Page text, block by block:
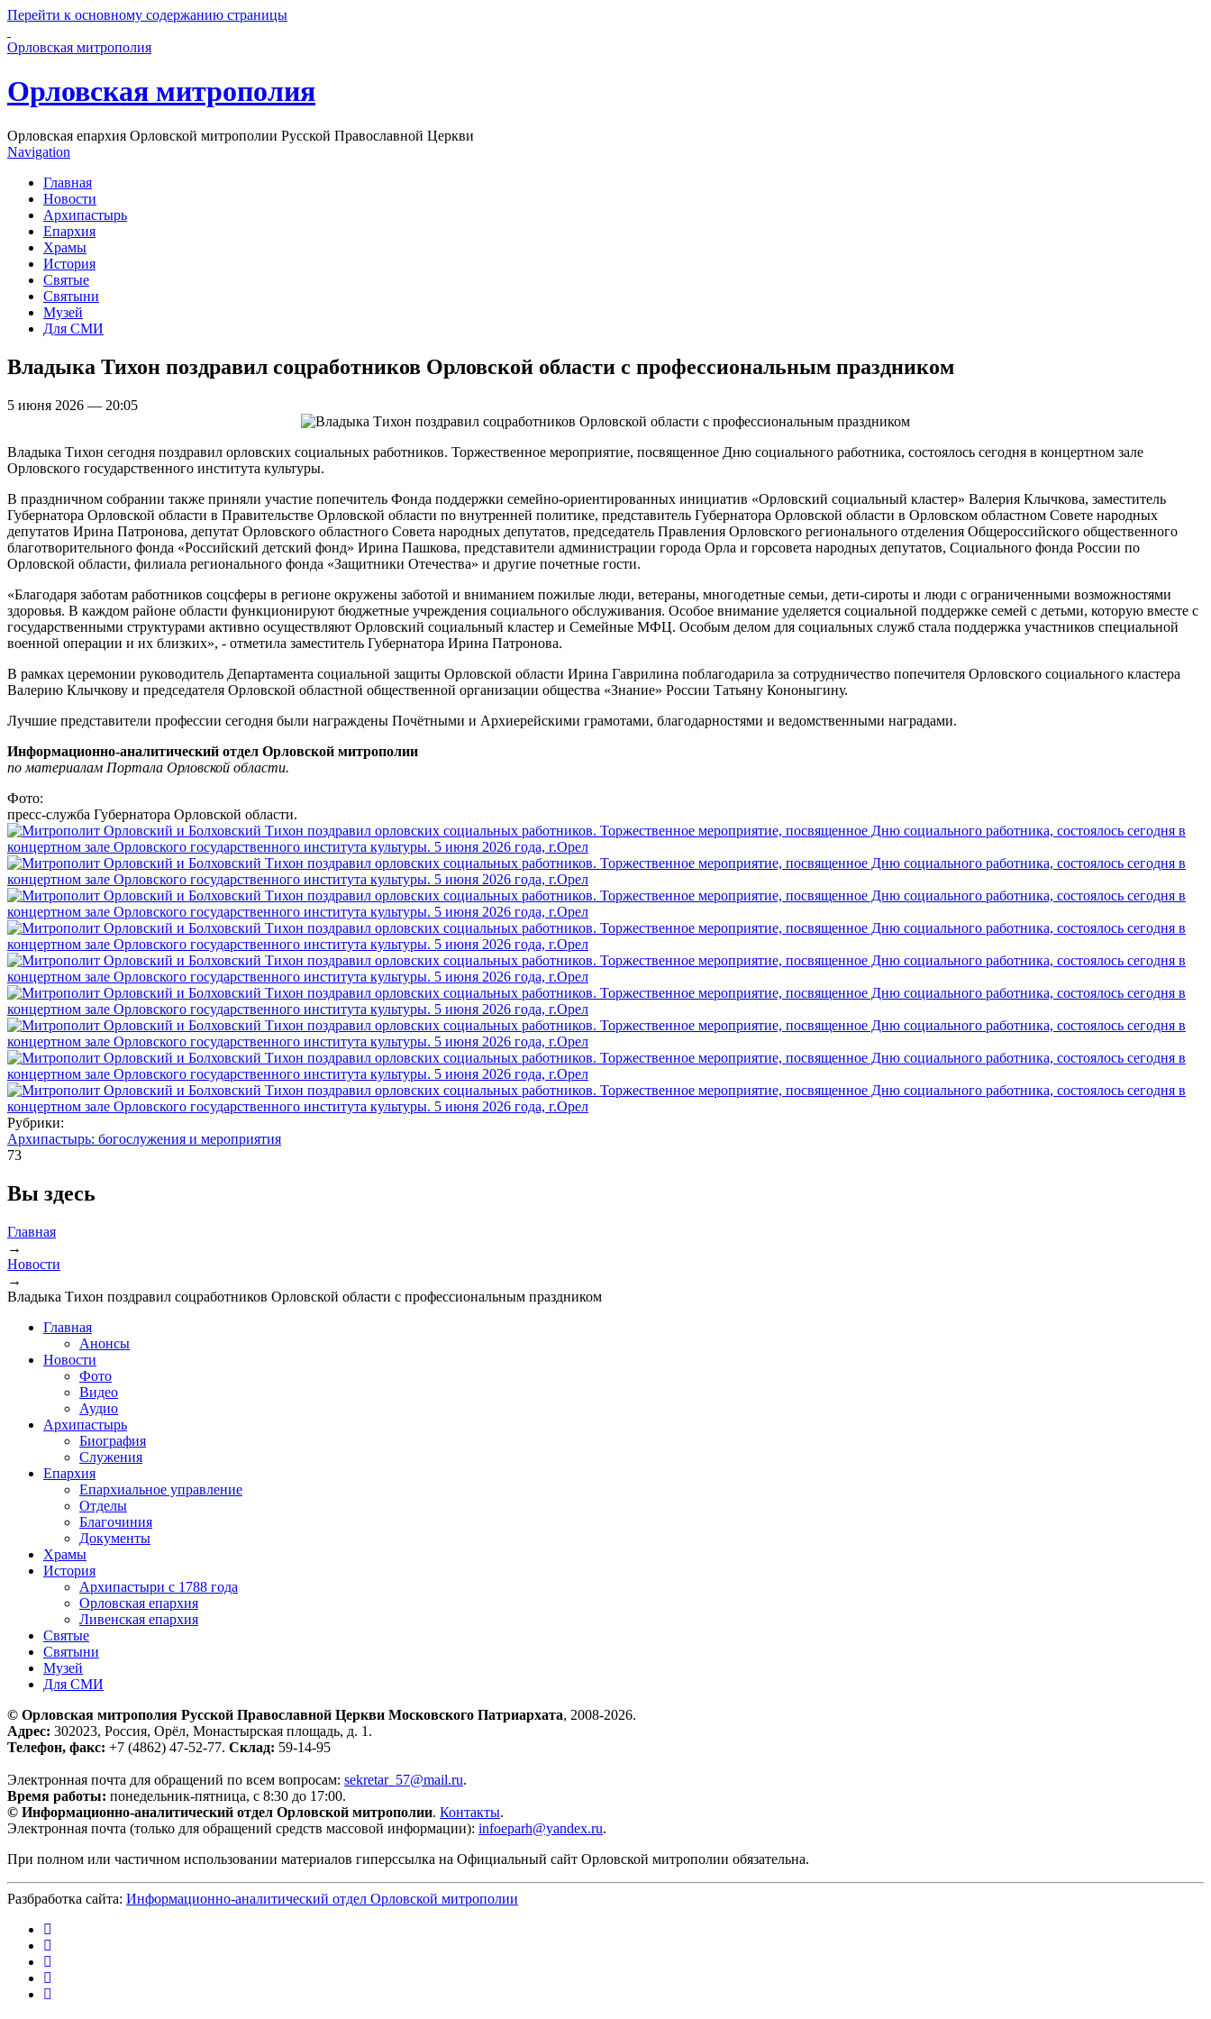
Перейти к основному содержанию страницы
Орловская митрополия
Орловская митрополия
Орловская епархия Орловской митрополии Русской Православной Церкви
Navigation
Главная
Новости
Архипастырь
Епархия
Храмы
История
Святые
Святыни
Музей
Для СМИ
Владыка Тихон поздравил соцработников Орловской области с профессиональным праздником
5 июня 2026 — 20:05
Владыка Тихон сегодня поздравил орловских социальных работников. Торжественное мероприятие, посвященное Дню социального работника, состоялось сегодня в концертном зале
Орловского государственного института культуры.
В праздничном собрании также приняли участие попечитель Фонда поддержки семейно-ориентированных инициатив «Орловский социальный кластер» Валерия Клычкова, заместитель
Губернатора Орловской области в Правительстве Орловской области по внутренней политике, представитель Губернатора Орловской области в Орловском областном Совете народных
депутатов Ирина Патронова, депутат Орловского областного Совета народных депутатов, председатель Правления Орловского регионального отделения Общероссийского общественного
благотворительного фонда «Российский детский фонд» Ирина Пашкова, представители администрации города Орла и горсовета народных депутатов, Социального фонда России по
Орловской области, филиала регионального фонда «Защитники Отечества» и другие почетные гости.
«Благодаря заботам работников соцсферы в регионе окружены заботой и вниманием пожилые люди, ветераны, многодетные семьи, дети-сироты и люди с ограниченными возможностями
здоровья. В каждом районе области функционируют бюджетные учреждения социального обслуживания. Особое внимание уделяется социальной поддержке семей с детьми, которую вместе с
государственными структурами активно осуществляют Орловский социальный кластер и Семейные МФЦ. Особым делом для социальных служб стала поддержка участников специальной
военной операции и их близких», - отметила заместитель Губернатора Ирина Патронова.
В рамках церемонии руководитель Департамента социальной защиты Орловской области Ирина Гаврилина поблагодарила за сотрудничество попечителя Орловского социального кластера
Валерию Клычкову и председателя Орловской областной общественной организации общества «Знание» России Татьяну Кононыгину.
Лучшие представители профессии сегодня были награждены Почётными и Архиерейскими грамотами, благодарностями и ведомственными наградами.
Информационно-аналитический отдел Орловской митрополии
по материалам Портала Орловской области.
Фото:
пресс-служба Губернатора Орловской области.
Рубрики:
Архипастырь: богослужения и мероприятия
73
Вы здесь
Главная
→
Новости
→
Владыка Тихон поздравил соцработников Орловской области с профессиональным праздником
Главная
Анонсы
Новости
Фото
Видео
Аудио
Архипастырь
Биография
Служения
Епархия
Епархиальное управление
Отделы
Благочиния
Документы
Храмы
История
Архипастыри с 1788 года
Орловская епархия
Ливенская епархия
Святые
Святыни
Музей
Для СМИ
© Орловская митрополия Русской Православной Церкви Московского Патриархата, 2008-2026.
Адрес: 302023, Россия, Орёл, Монастырская площадь, д. 1.
Телефон, факс: +7 (4862) 47-52-77. Склад: 59-14-95
Электронная почта для обращений по всем вопросам: sekretar_57@mail.ru.
Время работы: понедельник-пятница, с 8:30 до 17:00.
© Информационно-аналитический отдел Орловской митрополии. Контакты.
Электронная почта (только для обращений средств массовой информации): infoeparh@yandex.ru.
При полном или частичном использовании материалов гиперссылка на Официальный сайт Орловской митрополии обязательна.
Разбработка сайта: Информационно-аналитический отдел Орловской митрополии